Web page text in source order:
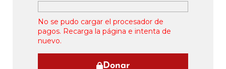
No se pudo cargar el procesador de
pagos. Recarga la página e intenta de
nuevo.
Donar